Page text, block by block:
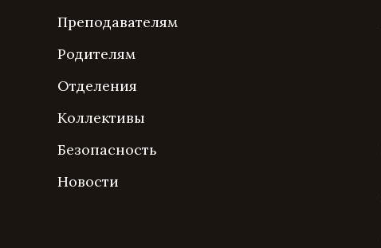
Преподавателям
Родителям
Отделения
Коллективы
Безопасность
Новости